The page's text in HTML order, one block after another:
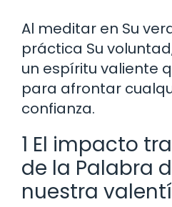
Al meditar en Su
práctica Su
un espíritu valiente
para afrontar
confianza.
1 El impacto
de la Palabra
nuestra